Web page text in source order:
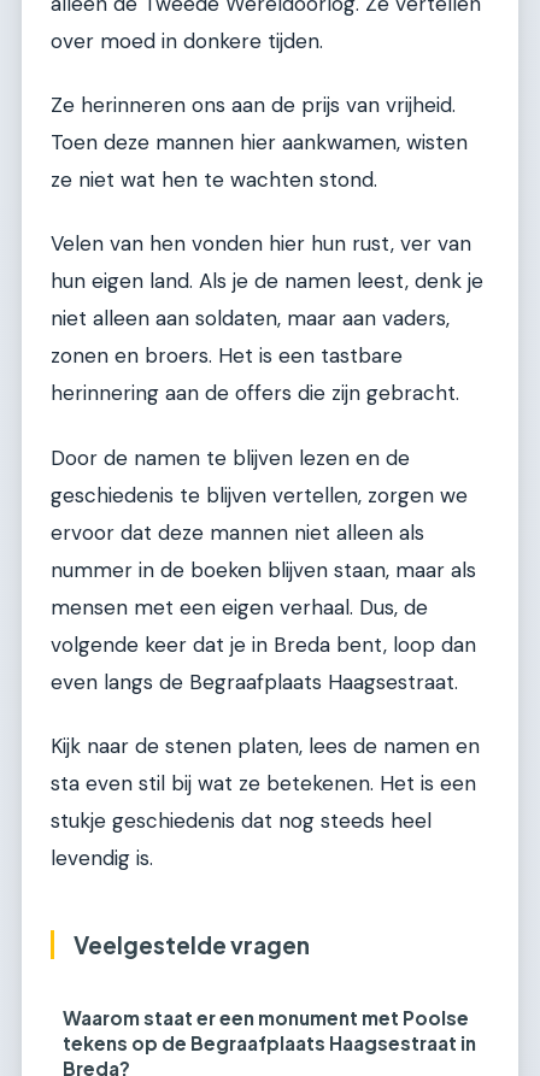
over moed in donkere tijden.
Ze herinneren ons aan de prijs van vrijheid.
Toen deze mannen hier aankwamen, wisten
ze niet wat hen te wachten stond.
Velen van hen vonden hier hun rust, ver van
hun eigen land. Als je de namen leest, denk je
niet alleen aan soldaten, maar aan vaders,
zonen en broers. Het is een tastbare
herinnering aan de offers die zijn gebracht.
Door de namen te blijven lezen en de
geschiedenis te blijven vertellen, zorgen we
ervoor dat deze mannen niet alleen als
nummer in de boeken blijven staan, maar als
mensen met een eigen verhaal. Dus, de
volgende keer dat je in Breda bent, loop dan
even langs de Begraafplaats Haagsestraat.
Kijk naar de stenen platen, lees de namen en
sta even stil bij wat ze betekenen. Het is een
stukje geschiedenis dat nog steeds heel
levendig is.
Veelgestelde vragen
Waarom staat er een monument met Poolse
tekens op de Begraafplaats Haagsestraat in
Breda?